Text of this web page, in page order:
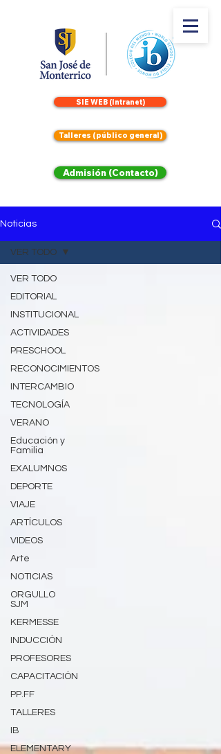
SIE WEB (Intranet)
Talleres (público general)
Admisión (Contacto)
Noticias
VER TODO
EDITORIAL
INSTITUCIONAL
ACTIVIDADES
PRESCHOOL
RECONOCIMIENTOS
INTERCAMBIO
TECNOLOGÍA
VERANO
Educación y
Familia
EXALUMNOS
DEPORTE
VIAJE
ARTÍCULOS
VIDEOS
Arte
NOTICIAS
ORGULLO
SJM
KERMESSE
INDUCCIÓN
PROFESORES
CAPACITACIÓN
PP.FF
TALLERES
IB
ELEMENTARY
VER TODO